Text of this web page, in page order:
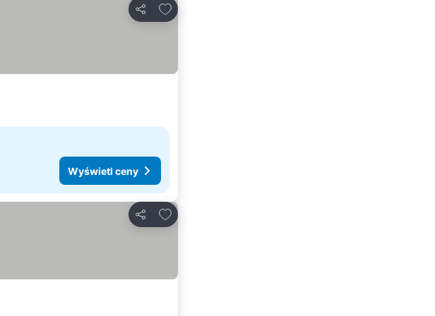
Udostępnij
Dodaj do ulubionych
Wyświetl ceny
Udostępnij
Dodaj do ulubionych